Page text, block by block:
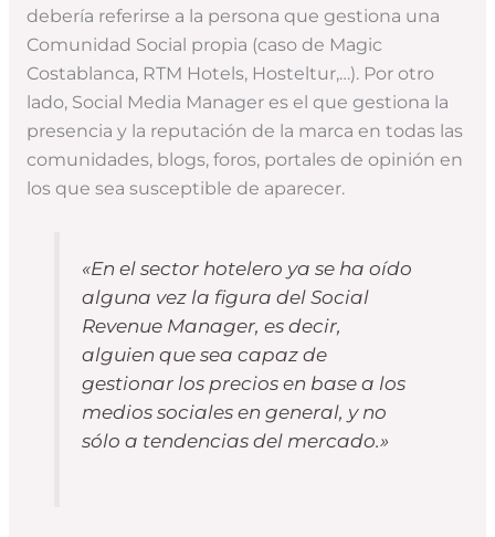
debería referirse a la persona que gestiona una
Comunidad Social propia (caso de Magic
Costablanca, RTM Hotels, Hosteltur,…). Por otro
lado, Social Media Manager es el que gestiona la
presencia y la reputación de la marca en todas las
comunidades, blogs, foros, portales de opinión en
los que sea susceptible de aparecer.
«En el sector hotelero ya se ha oído
alguna vez la figura del Social
Revenue Manager, es decir,
alguien que sea capaz de
gestionar los precios en base a los
medios sociales en general, y no
sólo a tendencias del mercado.»